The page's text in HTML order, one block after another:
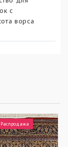
с
ворса
Распродажа